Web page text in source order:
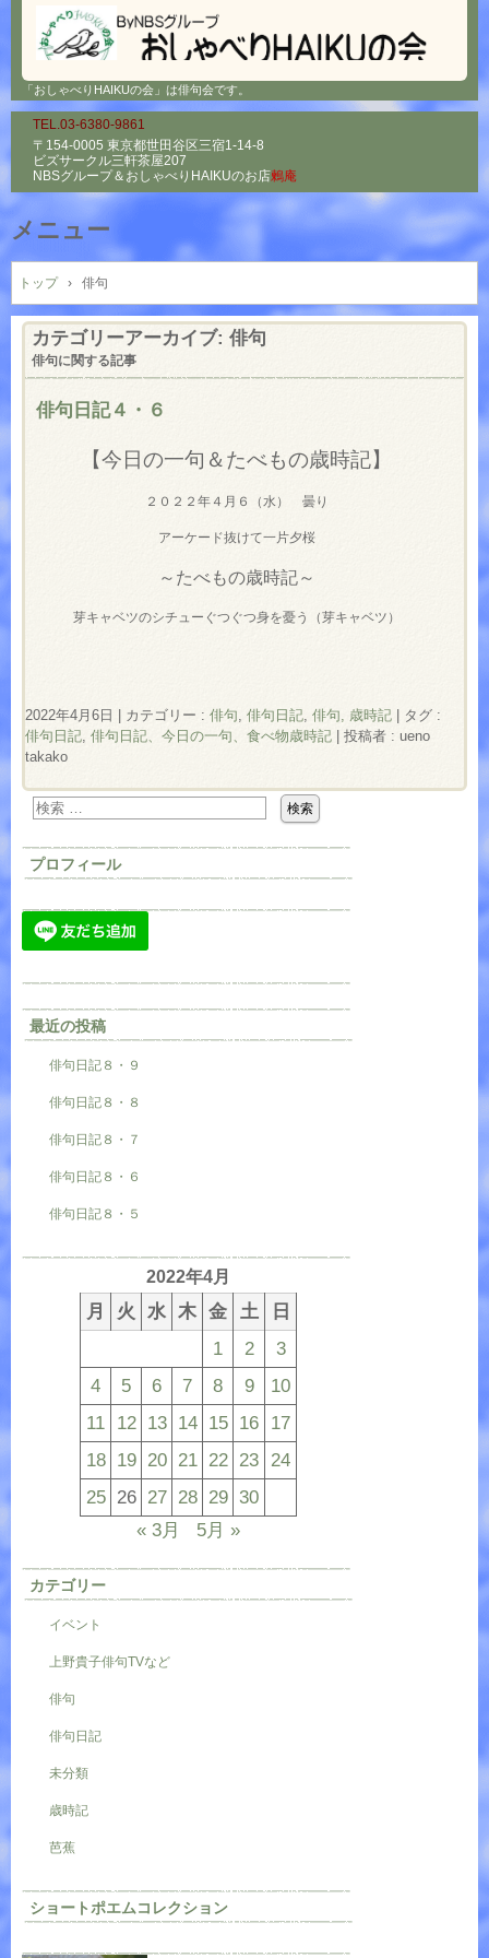
「おしゃべりHAIKUの会」は俳句会です。
TEL.03-6380-9861
〒154-0005 東京都世田谷区三宿1-14-8
ビズサークル三軒茶屋207
NBSグループ＆ おしゃべりHAIKUのお店鶫庵
メニュー
コ
ン
テ
ン
へ
トップ › 俳句
カテゴリーアーカイブ: 俳句
俳句に関する記事
俳句日記４・６
【今日の一句＆たべもの歳時記】
２０２２年４月６（水） 曇り
アーケード抜けて一片夕桜
～たべもの歳時記～
芽キャベツのシチューぐつぐつ身を憂う（芽キャベツ）
2022年4月6日 カテゴリー : 俳句 俳句日記 俳句, 歳時記
タグ :
俳句日記 俳句日記、今日の一句、食べ物歳時記
投稿者 : ueno
takako
プロフィール
最近の投稿
俳句日記８・９
俳句日記８・８
俳句日記８・７
俳句日記８・６
俳句日記８・５
2022年4月
月 火 水 木 金 土
日
1
2
3
4
5 6 7 8 9
10
11 12 13 14 15 16 17
18 19 20 21 22 23 24
25 26 27 28 29 30
« 3月
5月 »
カテゴリー
イベント
上野貴子俳句TVなど
俳句
俳句日記
未分類
歳時記
芭蕉
ショートポエムコレクション